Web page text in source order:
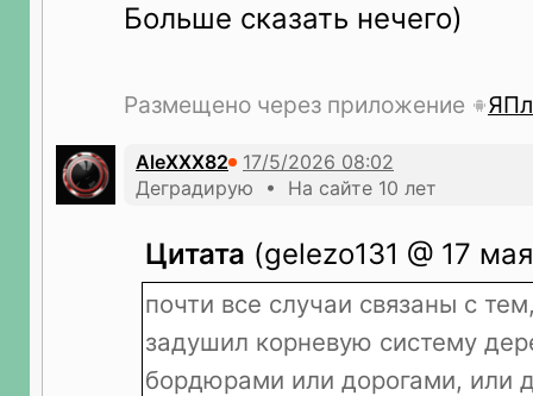
Больше сказать нечего)
Размещено через приложение
AleXXX82
Деградирую • На сайте 10 лет
Цитата (gelezo131 @ 17
почти все случаи связаны с
задушил корневую систему
бордюрами или дорогами, или